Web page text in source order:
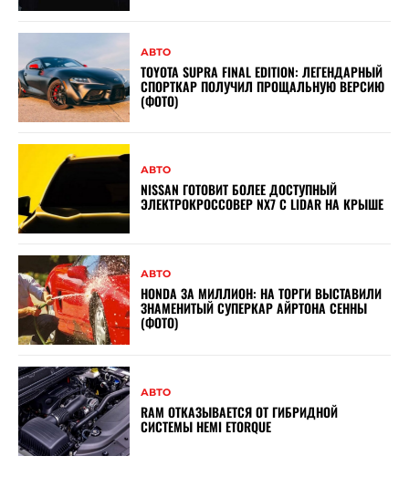
АВТО
TOYOTA SUPRA FINAL EDITION: ЛЕГЕНДАРНЫЙ
СПОРТКАР ПОЛУЧИЛ ПРОЩАЛЬНУЮ ВЕРСИЮ
(ФОТО)
АВТО
NISSAN ГОТОВИТ БОЛЕЕ ДОСТУПНЫЙ
ЭЛЕКТРОКРОССОВЕР NX7 С LIDAR НА КРЫШЕ
АВТО
HONDA ЗА МИЛЛИОН: НА ТОРГИ ВЫСТАВИЛИ
ЗНАМЕНИТЫЙ СУПЕРКАР АЙРТОНА СЕННЫ
(ФОТО)
АВТО
RAM ОТКАЗЫВАЕТСЯ ОТ ГИБРИДНОЙ
СИСТЕМЫ HEMI ETORQUE